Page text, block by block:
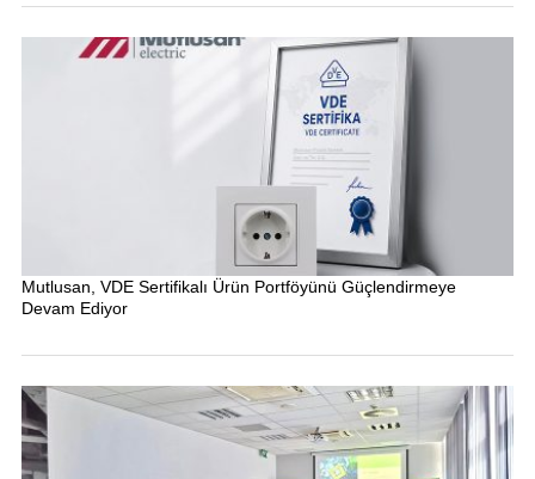
Mutlusan, VDE Sertifikalı Ürün Portföyünü Güçlendirmeye
Devam Ediyor